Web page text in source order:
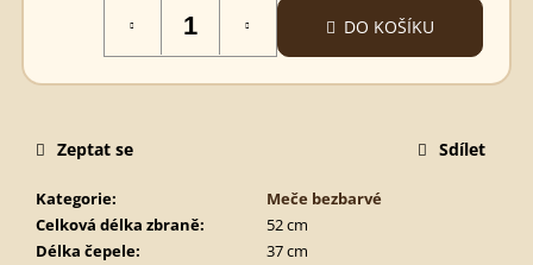
DO KOŠÍKU
Kategorie:
Meče bezbarvé
Celková délka zbraně:
52 cm
Délka čepele:
37 cm
Zeptat se Sdílet